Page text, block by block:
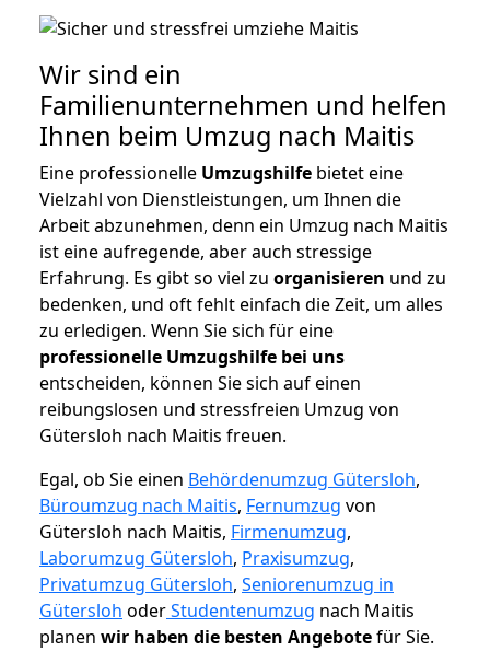
Wir sind ein
Familienunternehmen und helfen
Ihnen beim Umzug nach Maitis
Eine professionelle Umzugshilfe bietet eine
Vielzahl von Dienstleistungen, um Ihnen die
Arbeit abzunehmen, denn ein Umzug nach Maitis
ist eine aufregende, aber auch stressige
Erfahrung. Es gibt so viel zu organisieren und zu
bedenken, und oft fehlt einfach die Zeit, um alles
zu erledigen. Wenn Sie sich für eine
professionelle Umzugshilfe bei uns
entscheiden, können Sie sich auf einen
reibungslosen und stressfreien Umzug von
Gütersloh nach Maitis freuen.
Egal, ob Sie einen Behördenumzug Gütersloh,
Büroumzug nach Maitis, Fernumzug von
Gütersloh nach Maitis, Firmenumzug,
Laborumzug Gütersloh, Praxisumzug,
Privatumzug Gütersloh, Seniorenumzug in
Gütersloh oderStudentenumzug nach Maitis
planen wir haben die besten Angebotefür Sie.